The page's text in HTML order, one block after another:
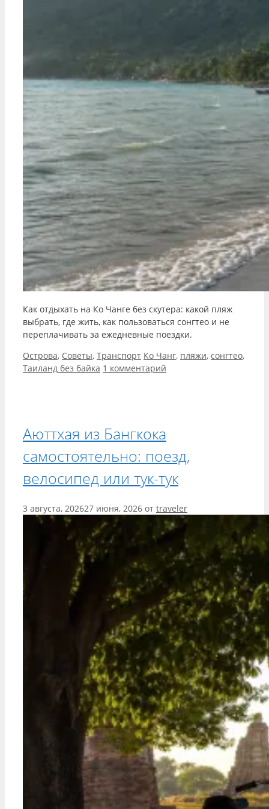
Как отдыхать на Ко Чанге без скутера: какой пляж
выбрать, где жить, как пользоваться сонгтео и не
переплачивать за ежедневные поездки.
Рубрики
Острова, Советы, Транспорт Метки
Ко Чанг, пляжи, сонгтео,
Таиланд без байка 1 комментарий
Аюттхая из Бангкока
самостоятельно: поезд,
велосипед или тук-тук
3 августа, 202627 июня, 2026 от traveler